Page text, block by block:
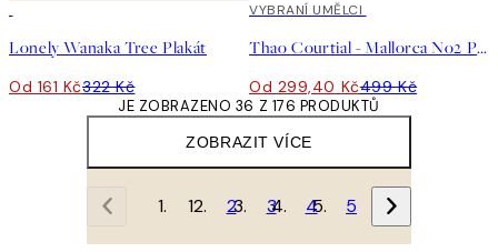
Lonely Wanaka Tree Plakát
Od 161 Kč322 Kč
40%*
VYBRANÍ UMĚLCI
Thao Courtial - Mallorca No2 Plakát
Od 299,40 Kč499 Kč
ZOBRAZIT VÍCE
JE ZOBRAZENO 36 Z 176 PRODUKTŮ
1 2 3 4 5